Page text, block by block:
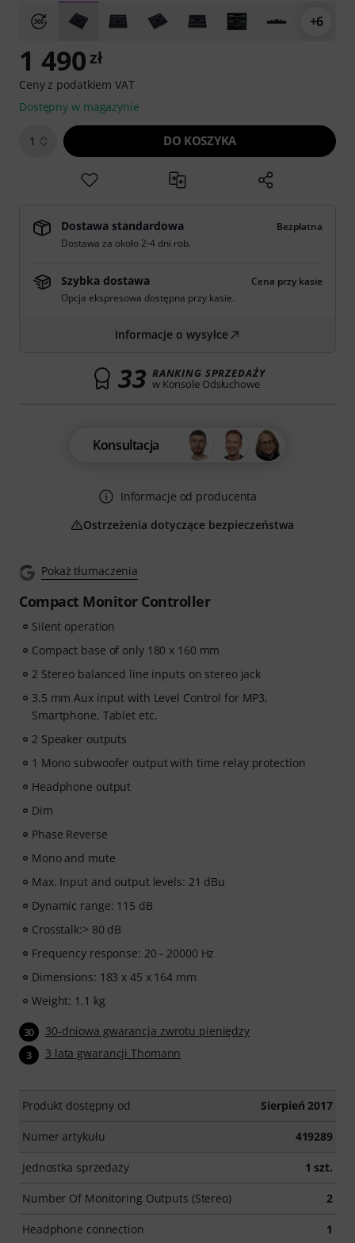
+6
Pokaż tłumaczenia
Compact Monitor Controller
Silent operation
Compact base of only 180 x 160 mm
2 Stereo balanced line inputs on stereo jack
3.5 mm Aux input with Level Control for MP3,
Smartphone, Tablet etc.
2 Speaker outputs
1 Mono subwoofer output with time relay protection
Headphone output
Dim
Phase Reverse
Mono and mute
Max. Input and output levels: 21 dBu
Dynamic range: 115 dB
Crosstalk:> 80 dB
Frequency response: 20 - 20000 Hz
Dimensions: 183 x 45 x 164 mm
Weight: 1.1 kg
30 30-dniowa gwarancja zwrotu pieniędzy
3 3 lata gwarancji Thomann
Produkt dostępny od Sierpień 2017
Numer artykułu 419289
Jednostka sprzedaży 1 szt.
Number Of Monitoring Outputs (Stereo) 2
Headphone connection 1
1 490zł
Ceny z podatkiem VAT
Dostępny w magazynie
1 DO KOSZYKA
Dostawa standardowa
Bezpłatna
Dostawa za około 2-4 dni rob.
Szybka dostawa
Cena przy kasie
Opcja ekspresowa dostępna przy kasie.
Informacje o wysyłce
33 RANKING SPRZEDAŻY
w Konsole Odsłuchowe
Konsultacja
Informacje od producenta
Ostrzeżenia dotyczące bezpieczeństwa